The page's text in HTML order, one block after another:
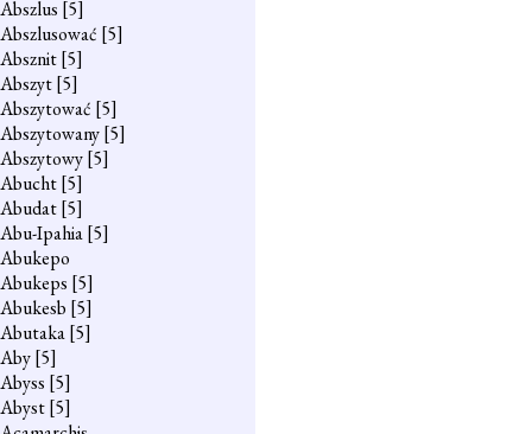
Abszlus [5]
Abszlusować [5]
Absznit[5]
Abszyt[5]
Abszytować [5]
Abszytowany[5]
Abszytowy[5]
Abucht[5]
Abudat[5]
Abu-Ipahia[5]
Abukepo
Abukeps [5]
Abukesb [5]
Abutaka[5]
Aby[5]
Abyss [5]
Abyst[5]